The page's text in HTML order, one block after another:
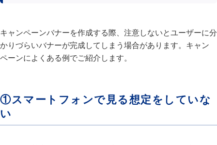
キャンペーンバナーを作成する際、注意しないとユーザーに分
かりづらいバナーが完成してしまう場合があります。キャン
ペーンによくある例でご紹介します。
①スマートフォンで見る想定をしていな
い